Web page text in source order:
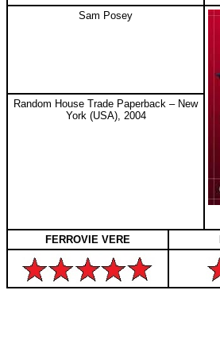
Sam Posey
Random House Trade Paperback – New
York (USA), 2004
FERROVIE VERE